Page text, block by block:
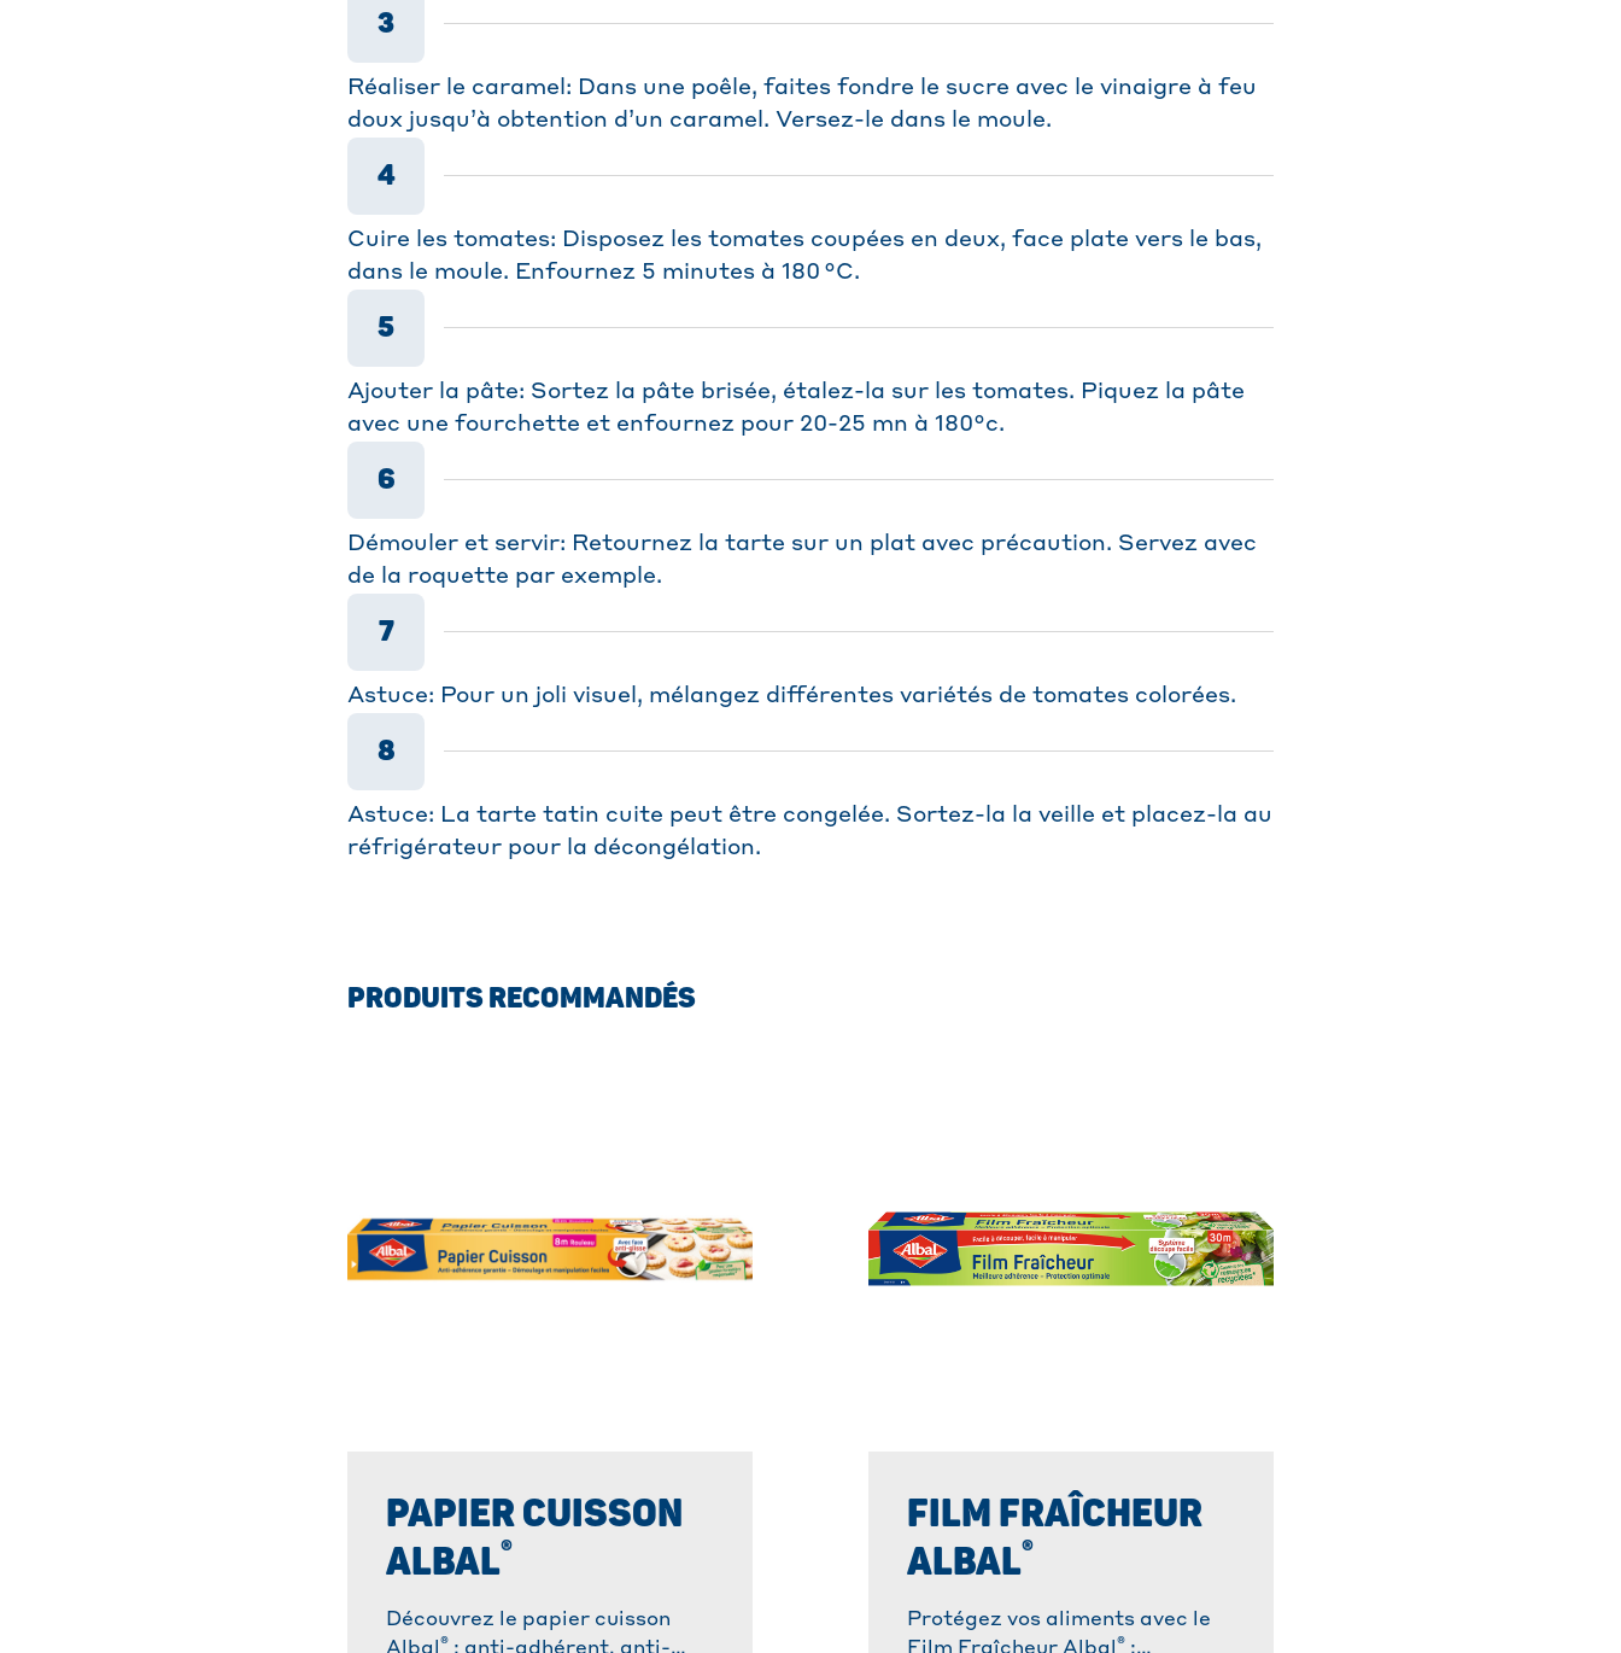
3
Réaliser le caramel: Dans une poêle, faites fondre le sucre avec le vinaigre à feu
doux jusqu’à obtention d’un caramel. Versez-le dans le moule.
4
Cuire les tomates: Disposez les tomates coupées en deux, face plate vers le bas,
dans le moule. Enfournez 5 minutes à 180 °C.
5
Ajouter la pâte: Sortez la pâte brisée, étalez-la sur les tomates. Piquez la pâte
avec une fourchette et enfournez pour 20-25 mn à 180°c.
6
Démouler et servir: Retournez la tarte sur un plat avec précaution. Servez avec
de la roquette par exemple.
7
Astuce: Pour un joli visuel, mélangez différentes variétés de tomates colorées.
8
Astuce: La tarte tatin cuite peut être congelée. Sortez-la la veille et placez-la au
réfrigérateur pour la décongélation.
PRODUITS RECOMMANDÉS
PAPIER CUISSON
ALBAL®
Découvrez le papier cuisson
Albal ® : anti-adhérent, anti-
FILM FRAÎCHEUR
ALBAL®
Protégez vos aliments avec le
Film Fraîcheur Albal ® :